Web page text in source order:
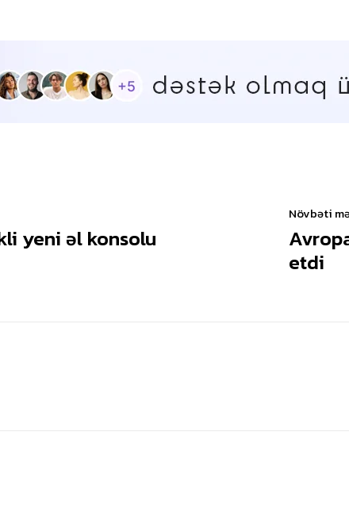
yeni əl konsolu
Növbəti
etdi